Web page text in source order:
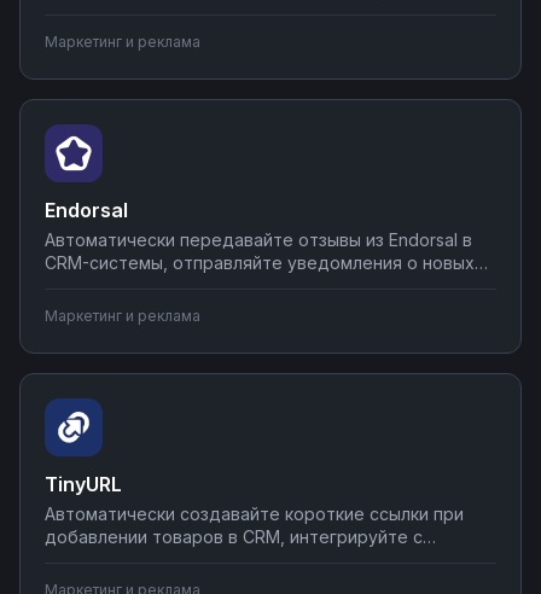
уведомления о критическом снижении бюджета.
Соединяйте рекламные кампании с системами
аналитики через Nodul для полного контроля
эффективности.
Маркетинг и реклама
Endorsal
Автоматически передавайте отзывы из Endorsal в
CRM-системы, отправляйте уведомления о новых
синхронизируйте данные клиентов с базами.
Настройте интеграции без программирования — от
простых сценариев за 5 минут до сложных воронок
за час.
Маркетинг и реклама
TinyURL
Автоматически создавайте короткие ссылки при
добавлении товаров в CRM, интегрируйте с
подключайте к email-маркетингу и социальным
Маркетинг и реклама